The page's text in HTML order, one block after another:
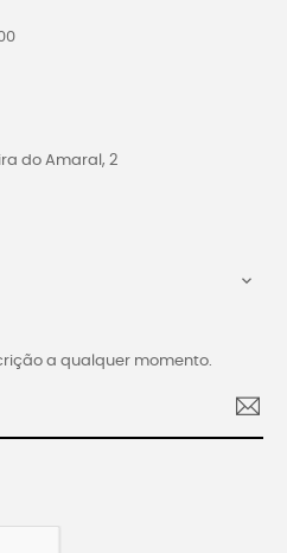
do Amaral, 2

a qualquer momento.